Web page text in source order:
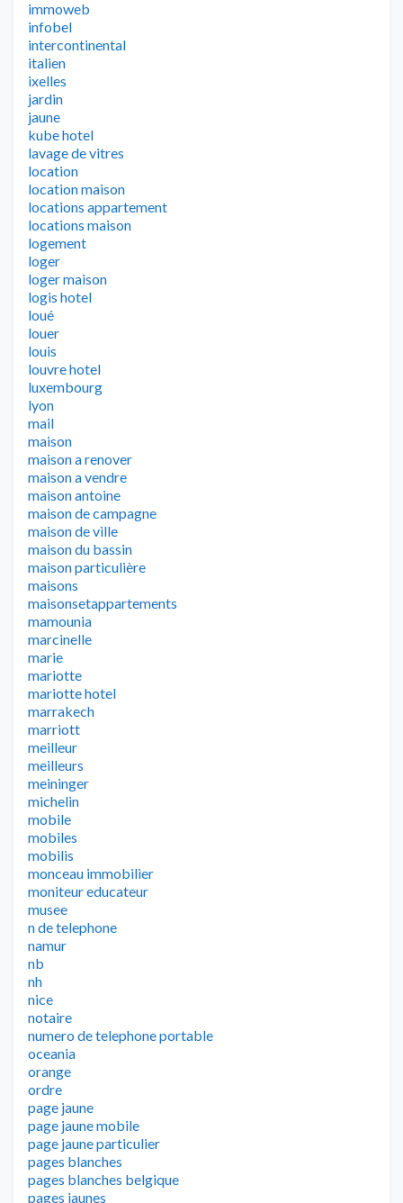
immoweb
infobel
intercontinental
italien
ixelles
jardin
jaune
kube hotel
lavage de vitres
location
location maison
locations appartement
locations maison
logement
loger
loger maison
logis hotel
loué
louer
louis
louvre hotel
luxembourg
lyon
mail
maison
maison a renover
maison a vendre
maison antoine
maison de campagne
maison de ville
maison du bassin
maison particulière
maisons
maisonsetappartements
mamounia
marcinelle
marie
mariotte
mariotte hotel
marrakech
marriott
meilleur
meilleurs
meininger
michelin
mobile
mobiles
mobilis
monceau immobilier
moniteur educateur
musee
n de telephone
namur
nb
nh
nice
notaire
numero de telephone portable
oceania
orange
ordre
page jaune
page jaune mobile
page jaune particulier
pages blanches
pages blanches belgique
pages jaunes